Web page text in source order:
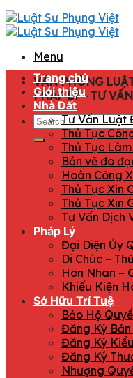
Menu
VĂN PHÒNG
PHÁP LÝ - TƯ
Trang chủ
Giới thiệu
Nhà Đất
Tư Vấn Luật
Thủ Tục
Thủ Tục
Bản vẽ đo
Hoàn Công
Thủ Tục Xin
Thủ Tục Xin
Tư Vấn Dịch
Pháp Lý
Đại Diện Ủy
Di Chúc –
Hôn Nhân –
Khiếu Kiện
Sở Hữu Trí Tuệ
Bảo Hộ
Đăng Ký Bản
Đăng Ký
Đăng Ký
Nhượng